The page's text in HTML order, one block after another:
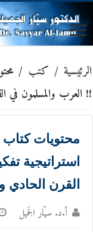
الرئيسية / كتب /
!! العرب والمسلمون في
محتويات كتاب
استراتيجية
القرن الحادي
أ.د. سيّار الجَميل